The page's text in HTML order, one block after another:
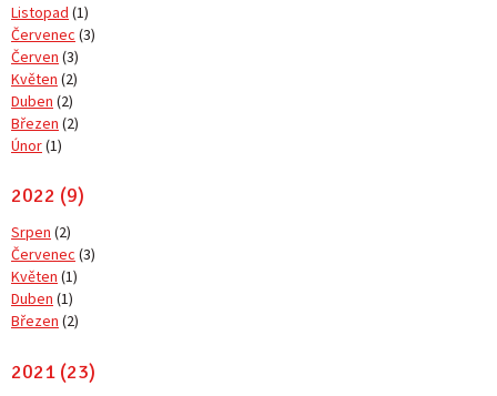
Listopad (1)
Červenec (3)
Červen (3)
Květen (2)
Duben (2)
Březen (2)
Únor(1)
2022 (9)
Srpen (2)
Červenec (3)
Květen (1)
Duben (1)
Březen (2)
2021 (23)